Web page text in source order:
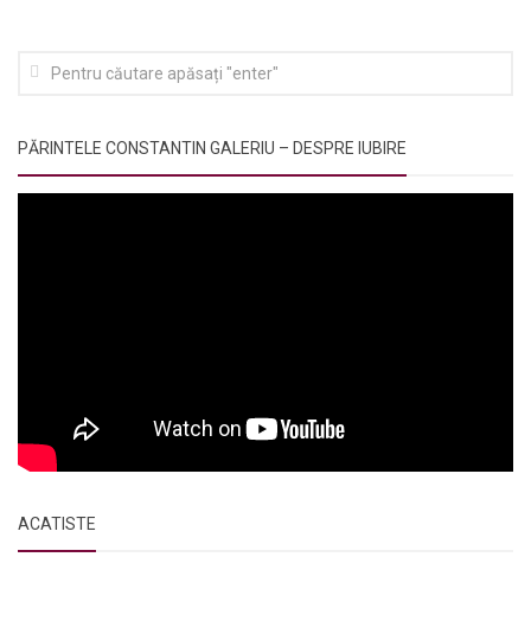
PĂRINTELE CONSTANTIN GALERIU – DESPRE IUBIRE
ACATISTE